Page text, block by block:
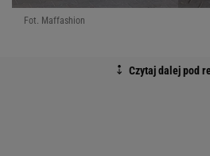
Fot. Maffashion